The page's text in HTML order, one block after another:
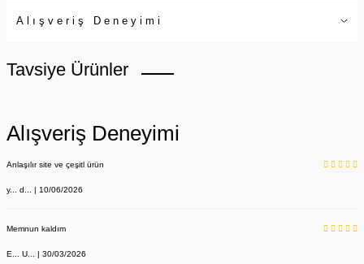
Alışveriş Deneyimi
Tavsiye Ürünler
Alışveriş Deneyimi
Anlaşılır site ve çeşitl ürün
y... d... | 10/06/2026
Memnun kaldım
E... U... | 30/03/2026